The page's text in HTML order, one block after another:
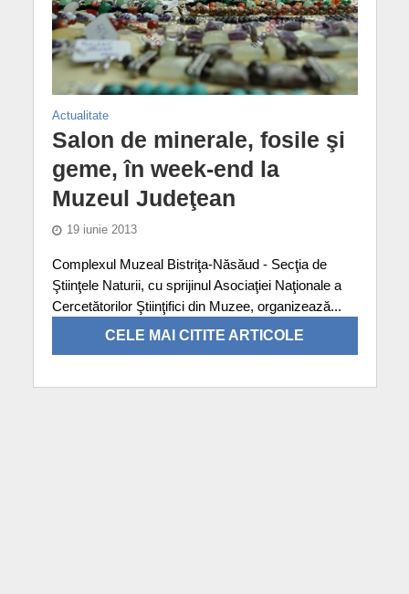
Actualitate
Salon de minerale, fosile şi
geme, în week-end la
Muzeul Judeţean
19 iunie 2013
Complexul Muzeal Bistriţa-Năsăud - Secţia de
Ştiinţele Naturii, cu sprijinul Asociaţiei Naţionale a
Cercetătorilor Ştiinţifici din Muzee, organizează...
CELE MAI CITITE ARTICOLE